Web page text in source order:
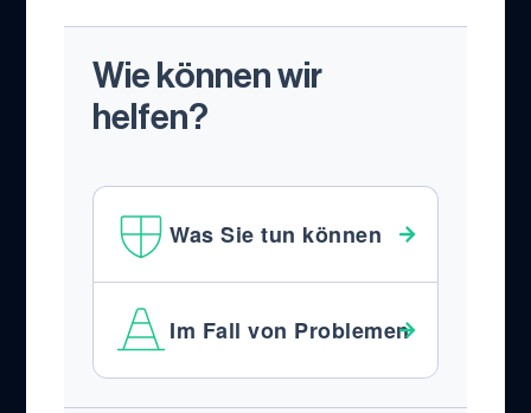
Wie können wir
helfen?
Was Sie tun können
Im Fall von Problemen